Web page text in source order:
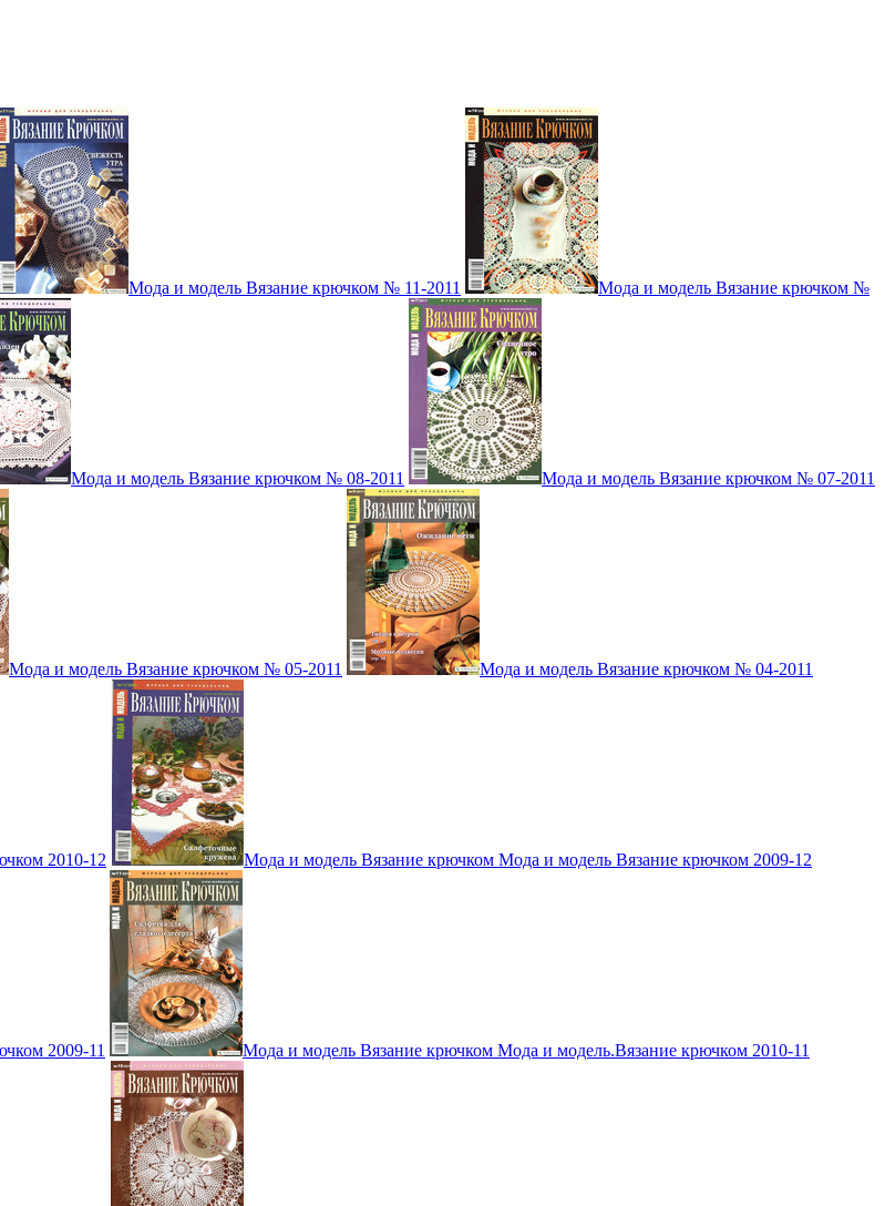
Мода и модель Вязание крючком № 11-2011 Мода и модель Вязание крючком №
Мода и модель Вязание крючком № 08-2011 Мода и модель Вязание крючком № 07-2011
Мода и модель Вязание крючком № 05-2011 Мода и модель Вязание крючком № 04-2011
2010-12 Мода и модель Вязание крючком Мода и модель Вязание крючком 2009-12
2009-11 Мода и модель Вязание крючком Мода и модель.Вязание крючком 2010-11